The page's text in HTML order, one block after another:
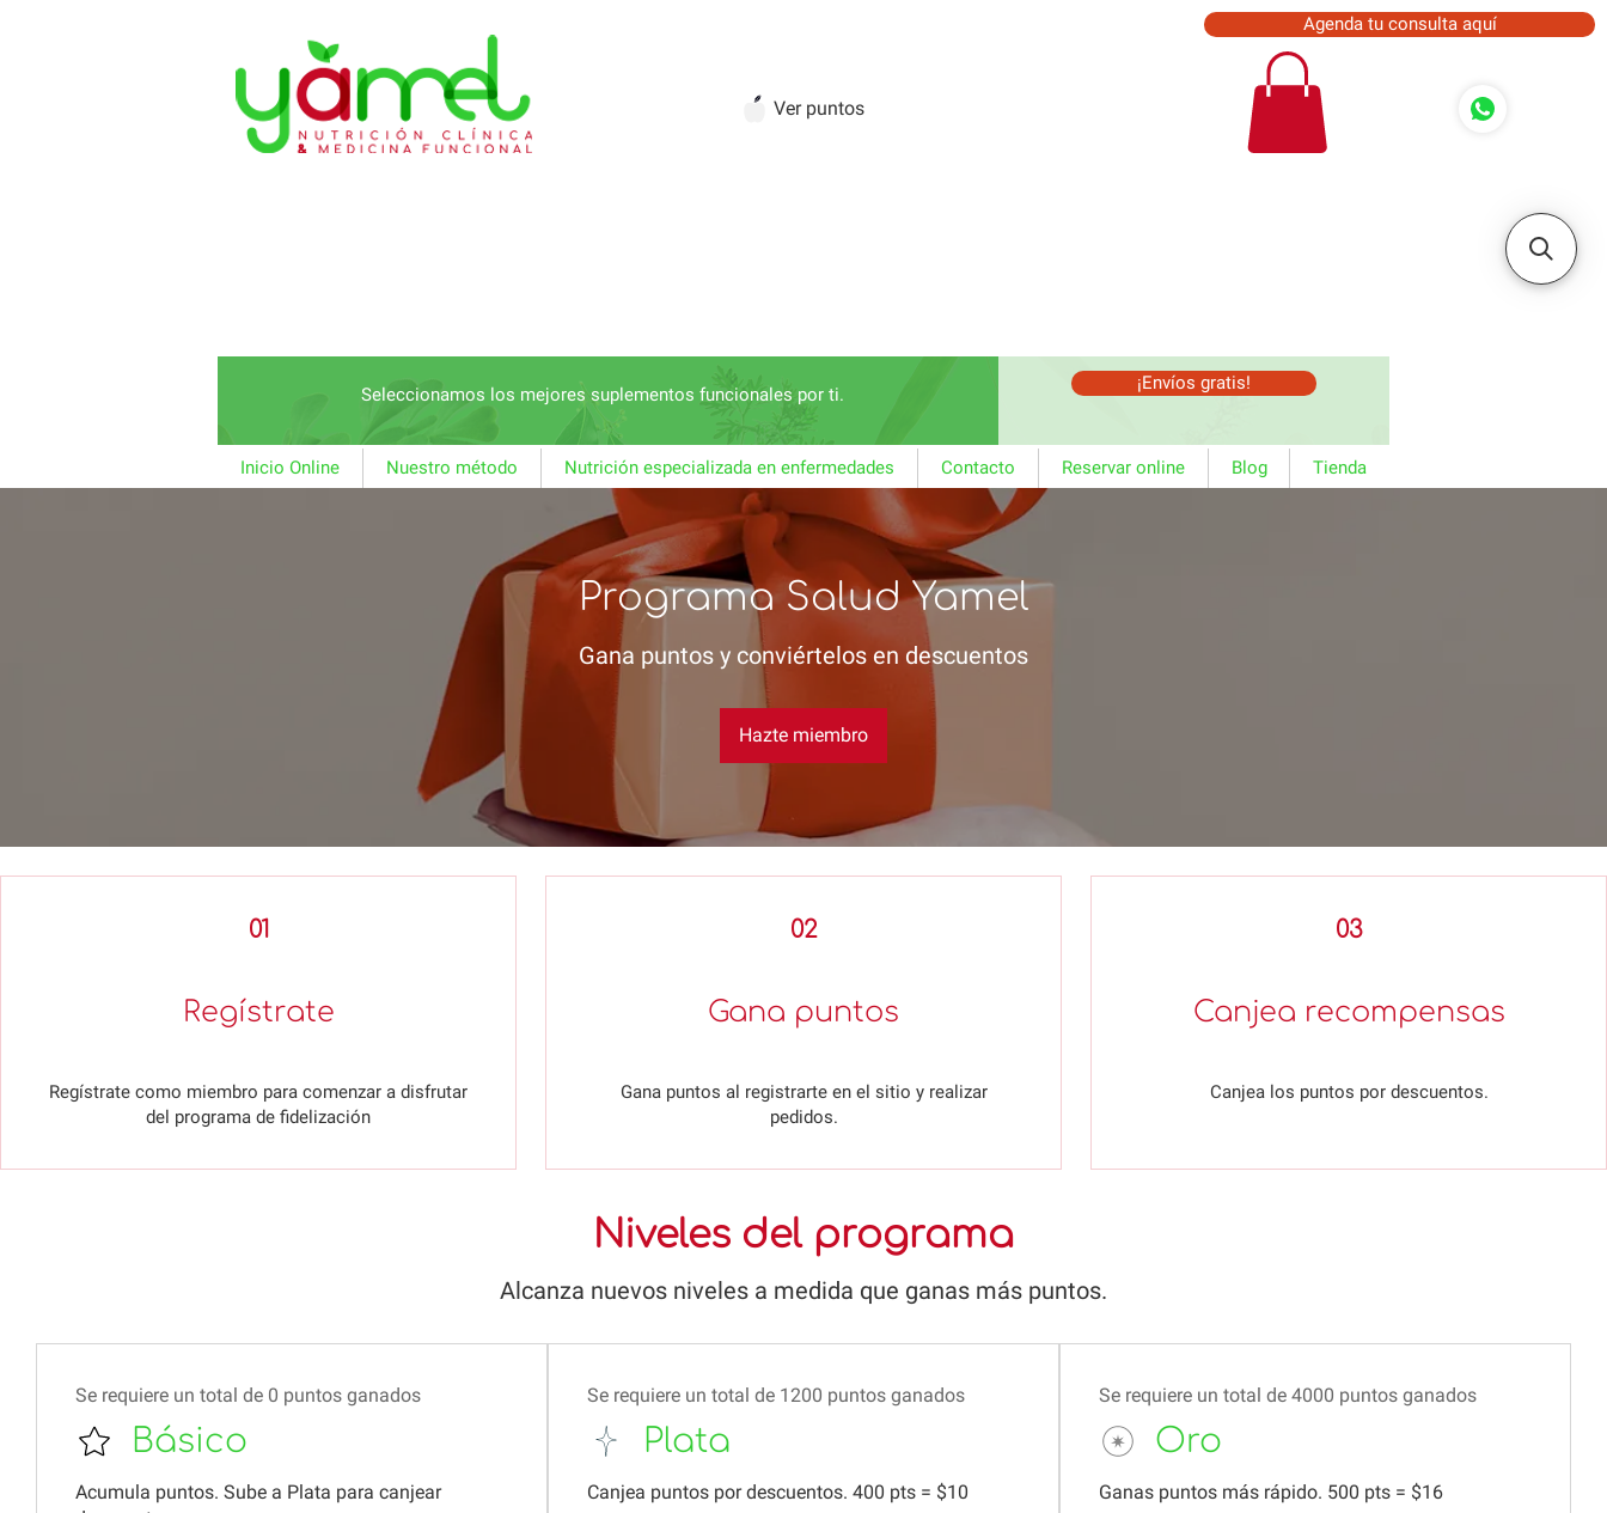
Agenda tu consulta aquí
Ver puntos
Seleccionamos los mejores suplementos funcionales por ti.
¡Envíos gratis!
Inicio Online Nuestro método Nutrición especializada en enfermedades Contacto Reservar online Blog Tienda
Programa Salud Yamel
Gana puntos y conviértelos en descuentos
Hazte miembro
01
Regístrate
Regístrate como miembro para comenzar a disfrutar
del programa de fidelización
02
Gana puntos
Gana puntos al registrarte en el sitio y realizar
pedidos.
03
Canjea recompensas
Canjea los puntos por descuentos.
Niveles del programa
Alcanza nuevos niveles a medida que ganas más puntos.
Básico
Se requiere un total de 0 puntos ganados
Acumula puntos. Sube a Plata para canjear
Plata
Se requiere un total de 1200 puntos ganados
Canjea puntos por descuentos. 400 pts = $10
Oro
Se requiere un total de 4000 puntos ganados
Ganas puntos más rápido. 500 pts = $16